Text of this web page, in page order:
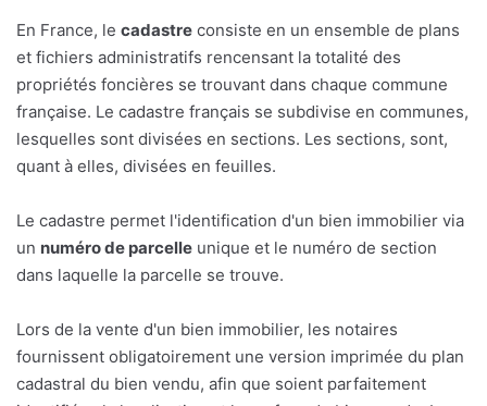
En France, le cadastre consiste en un ensemble de plans
et fichiers administratifs rencensant la totalité des
propriétés foncières se trouvant dans chaque commune
française. Le cadastre français se subdivise en communes,
lesquelles sont divisées en sections. Les sections, sont,
quant à elles, divisées en feuilles.
Le cadastre permet l'identification d'un bien immobilier via
un numéro de parcelle unique et le numéro de section
dans laquelle la parcelle se trouve.
Lors de la vente d'un bien immobilier, les notaires
fournissent obligatoirement une version imprimée du plan
cadastral du bien vendu, afin que soient parfaitement